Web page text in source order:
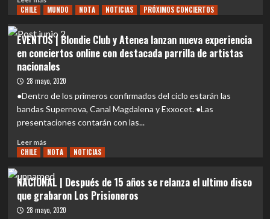
más
EVENTOS
|
Sons
Of
Apollo
nuevamente
su
gira
CHILE MUNDO NOTA NOTICIAS PRÓXIMOS CONCIERTOS
EVENTOS | Blondie Club y Atenea lanzan nueva experiencia
en conciertos online con destacada parrilla de artistas
nacionales
28 mayo, 2020
●Dentro de los primeros confirmados del ciclo estarán las
bandas Supernova, Canal Magdalena y Exxocet. ●Las
presentaciones contarán con las...
Leer másLeer
más
EVENTOS
|
Blondie
Club
CHILE NOTA NOTICIAS
NACIONAL | Después de 15 años se relanza el ultimo disco
que grabaron Los Prisioneros
28 mayo, 2020